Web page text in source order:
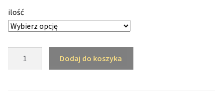
Przewaga Indica
Przewaga Sativa
100% Indica
ilość
Dodaj do koszyka